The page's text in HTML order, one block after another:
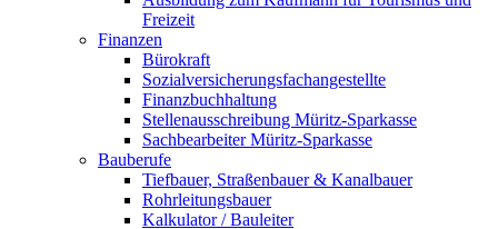
Freizeit
Finanzen
Bürokraft
Sozialversicherungsfachangestellte
Finanzbuchhaltung
Stellenausschreibung Müritz-Sparkasse
Sachbearbeiter Müritz-Sparkasse
Bauberufe
Tiefbauer, Straßenbauer & Kanalbauer
Rohrleitungsbauer
Kalkulator / Bauleiter